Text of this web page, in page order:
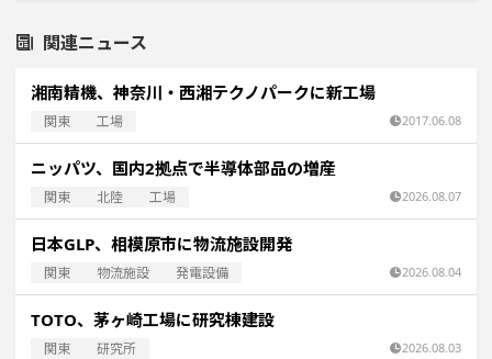
関連ニュース
湘南精機、神奈川・西湘テクノパークに新工場
関東 工場 2017.06.08
ニッパツ、国内2拠点で半導体部品の増産
関東 北陸 工場 2026.08.07
日本GLP、相模原市に物流施設開発
関東 物流施設 発電設備 2026.08.04
TOTO、茅ヶ崎工場に研究棟建設
関東 研究所 2026.08.03